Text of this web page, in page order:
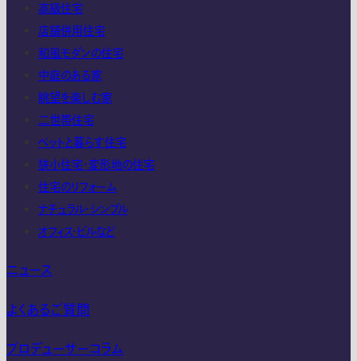
高級住宅
店舗併用住宅
和風モダンの住宅
中庭のある家
眺望を楽しむ家
二世帯住宅
ペットと暮らす住宅
狭小住宅・変形地の住宅
住宅のリフォーム
ナチュラル・シンプル
オフィス・ビルなど
ニュース
よくあるご質問
プロデューサーコラム